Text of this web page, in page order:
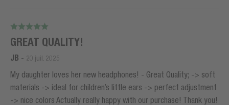
GREAT QUALITY!
JB - 20 juil. 2025
My daughter loves her new headphones! - Great Quality; -> soft
materials -> ideal for children’s little ears -> perfect adjustment
-> nice colors Actually really happy with our purchase! Thank you!